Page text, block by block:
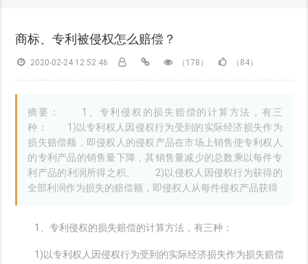
商标、专利被侵权怎么赔偿？
2020-02-24 12:52:46 （178） （84）
摘要： 1、专利侵权的损失赔偿的计算方法，有三
种： 1)以专利权人因侵权行为受到的实际经济损失作为
损失赔偿额，即侵权人的侵权产品在市场上销售使专利权人
的专利产品的销售量下降，其销售量减少的总数乘以每件专
利产品的利润所得之积。 2)以侵权人因侵权行为获得的
全部利润作为损失的赔偿额，即侵权人从每件侵权产品获得
1、专利侵权的损失赔偿的计算方法，有三种：
1)以专利权人因侵权行为受到的实际经济损失作为损失赔偿